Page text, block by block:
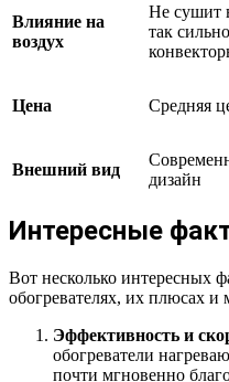
Влияние на
воздух
Не сушит
так
Цена Средняя
Внешний вид
дизайн
Интересные
Вот несколько интересных
обогревателях, их плюсах и
Эффективность и
обогреватели
почти мгновенно